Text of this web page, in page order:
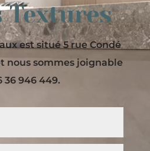
Textures
est situé 5 rue Condé
nous sommes joignable
36 946 449.